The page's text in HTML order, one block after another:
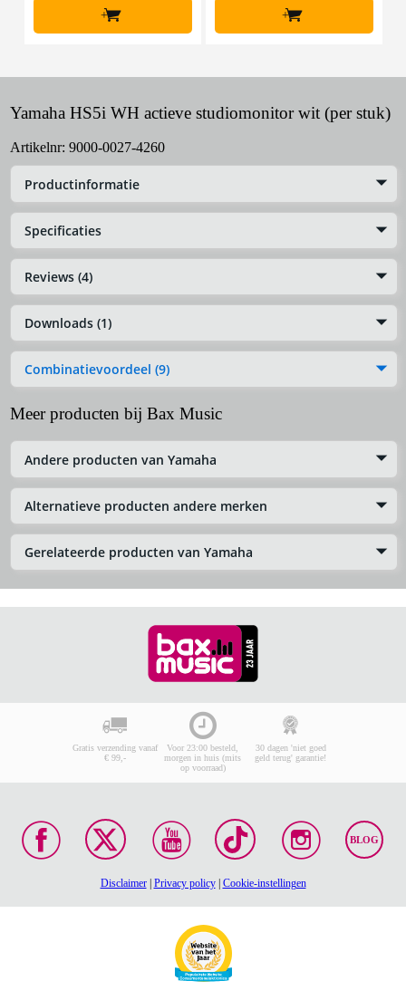
+ +
Yamaha HS5i WH actieve studiomonitor wit (per stuk)
Artikelnr: 9000-0027-4260
Productinformatie
Specificaties
Reviews (4)
Downloads (1)
Combinatievoordeel (9)
Meer producten bij Bax Music
Andere producten van Yamaha
Alternatieve producten andere merken
Gerelateerde producten van Yamaha
Gratis verzending vanaf
€ 99,-
Voor 23:00 besteld,
morgen in huis (mits
op voorraad)
30 dagen 'niet goed
geld terug' garantie!
BLOG
Disclaimer| Privacy policy| Cookie-instellingen